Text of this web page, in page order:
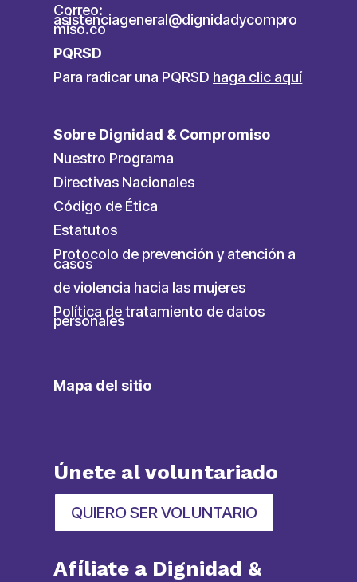
Correo:
asistenciageneral@dignidadycompro
miso.co
PQRSD
Para radicar una PQRSD haga clic aquí
Sobre Dignidad & Compromiso
Nuestro Programa
Directivas Nacionales
Código de Ética
Estatutos
Protocolo de prevención y atención a
casos
de violencia hacia las mujeres
Política de tratamiento de datos
personales
Mapa del sitio
Únete al voluntariado
QUIERO SER VOLUNTARIO
Afíliate a Dignidad &